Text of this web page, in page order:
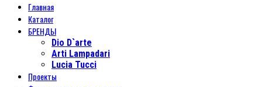
Главная
Каталог
БРЕНДЫ
Dio D`arte
Arti Lampadari
Lucia Tucci
Проекты